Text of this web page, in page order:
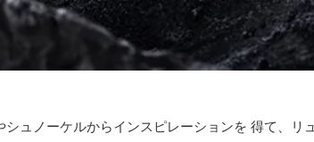
ュノーケルからインスピレーションを 得て、